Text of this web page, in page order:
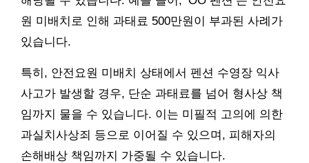
원 미배치로 인해 과태료 500만원이 부과된 사례가
있습니다.
특히, 안전요원 미배치 상태에서 펜션 수영장 익사
사고가 발생할 경우, 단순 과태료를 넘어 형사상 책
임까지 물을 수 있습니다. 이는 미필적 고의에 의한
과실치사상죄 등으로 이어질 수 있으며, 피해자의
손해배상 책임까지 가중될 수 있습니다.